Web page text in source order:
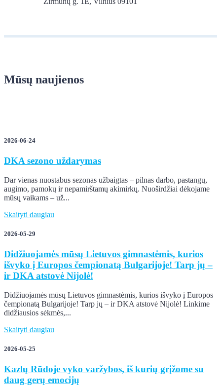
Mūsų naujienos
2026-06-24
DKA sezono uždarymas
Dar vienas nuostabus sezonas užbaigtas – pilnas darbo, pastangų,
augimo, pamokų ir nepamirštamų akimirkų. Nuoširdžiai dėkojame
mūsų vaikams – už...
Skaityti daugiau
2026-05-29
Didžiuojamės mūsų Lietuvos gimnastėmis, kurios
išvyko į Europos čempionatą Bulgarijoje! Tarp jų –
ir DKA atstovė Nijolė!
Didžiuojamės mūsų Lietuvos gimnastėmis, kurios išvyko į Europos
čempionatą Bulgarijoje! Tarp jų – ir DKA atstovė Nijolė! Linkime
didžiausios sėkmės,...
Skaityti daugiau
2026-05-25
Kazlų Rūdoje vyko varžybos, iš kurių grįžome su
daug gerų emocijų